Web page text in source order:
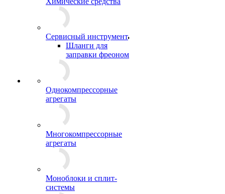
Сервисный инструмент
Шланги для
заправки фреоном
Однокомпрессорные
агрегаты
Многокомпрессорные
агрегаты
Моноблоки и сплит-
системы